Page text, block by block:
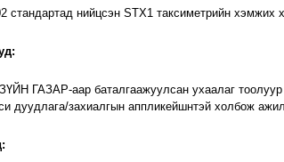
нийцсэн STX1 таксиметрийн хэмжих
ГАЗАР-аар баталгаажуулсан ухаалаг тоолуур
дуудлага/захиалгын аппликейшнтэй холбож